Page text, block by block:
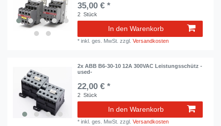
35,00 € *
2 Stück
In den Warenkorb
*inkl. ges. MwSt. zzgl.Versandkosten
2x ABB B6-30-10 12A 300VAC Leistungsschütz -
used-
22,00 € *
2 Stück
In den Warenkorb
*inkl. ges. MwSt. zzgl.Versandkosten